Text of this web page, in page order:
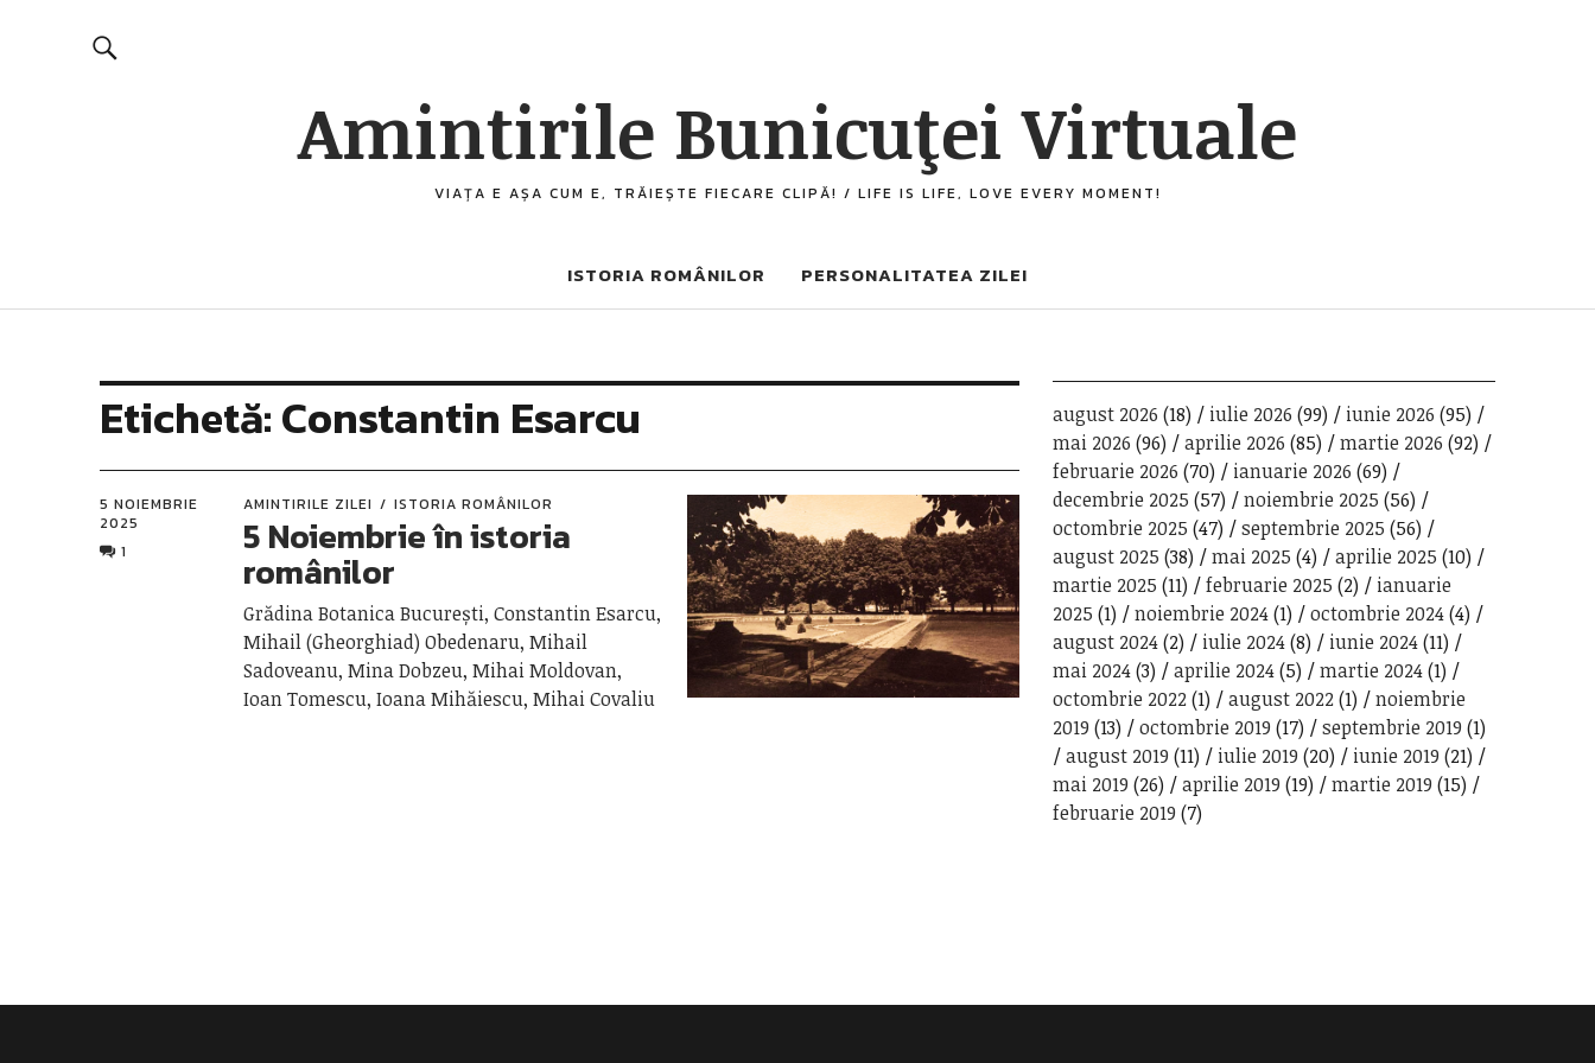
Amintirile Bunicuţei Virtuale
VIAȚA E AȘA CUM E, TRĂIEȘTE FIECARE CLIPĂ! / LIFE IS LIFE, LOVE EVERY MOMENT!
ISTORIA ROMÂNILOR PERSONALITATEA ZILEI
Etichetă:Constantin Esarcu
5 NOIEMBRIE
2025
1
AMINTIRILE ZILEI ISTORIA ROMÂNILOR
5 Noiembrie în istoria
românilor
Grădina Botanica București, Constantin Esarcu,
Mihail (Gheorghiad) Obedenaru, Mihail
Sadoveanu, Mina Dobzeu, Mihai Moldovan,
Ioan Tomescu, Ioana Mihăiescu, Mihai Covaliu
august 2026 (18) iulie 2026 (99) iunie 2026 (95)
mai 2026 (96) aprilie 2026 (85) martie 2026 (92)
februarie 2026 (70) ianuarie 2026 (69)
decembrie 2025 (57) noiembrie 2025 (56)
octombrie 2025 (47) septembrie 2025 (56)
august 2025 (38) mai 2025 (4) aprilie 2025 (10)
martie 2025 (11) februarie 2025 (2)
ianuarie
2025 (1) noiembrie 2024(1) octombrie 2024(4)
august 2024(2) iulie 2024(8) iunie 2024(11)
mai 2024(3) aprilie 2024(5) martie 2024(1)
octombrie 2022(1) august 2022(1)
noiembrie
2019 (13) octombrie 2019 (17) septembrie 2019 (1)
august 2019 (11) iulie 2019 (20) iunie 2019 (21)
mai 2019 (26) aprilie 2019 (19) martie 2019 (15)
februarie 2019 (7)